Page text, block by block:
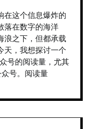
在这个信息爆炸的
落在数字的海洋
浪之下，但都承载
天，我想探讨一个
号的阅读量，尤其
号。阅读量